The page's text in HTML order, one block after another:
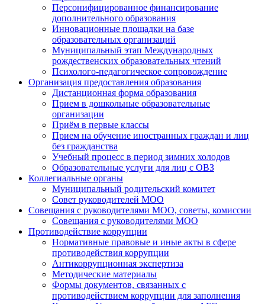
Персонифицированное финансирование
дополнительного образования
Инновационные площадки на базе
образовательных организаций
Муниципальный этап Международных
рождественских образовательных чтений
Психолого-педагогическое сопровождение
Организация предоставления образования
Дистанционная форма образования
Прием в дошкольные образовательные
организации
Приём в первые классы
Прием на обучение иностранных граждан и лиц
без гражданства
Учебный процесс в период зимних холодов
Образовательные услуги для лиц с ОВЗ
Коллегиальные органы
Муниципальный родительский комитет
Совет руководителей МОО
Совещания с руководителями МОО, советы, комиссии
Совещания с руководителями МОО
Противодействие коррупции
Нормативные правовые и иные акты в сфере
противодействия коррупции
Антикоррупционная экспертиза
Методические материалы
Формы документов, связанных с
противодействием коррупции для заполнения